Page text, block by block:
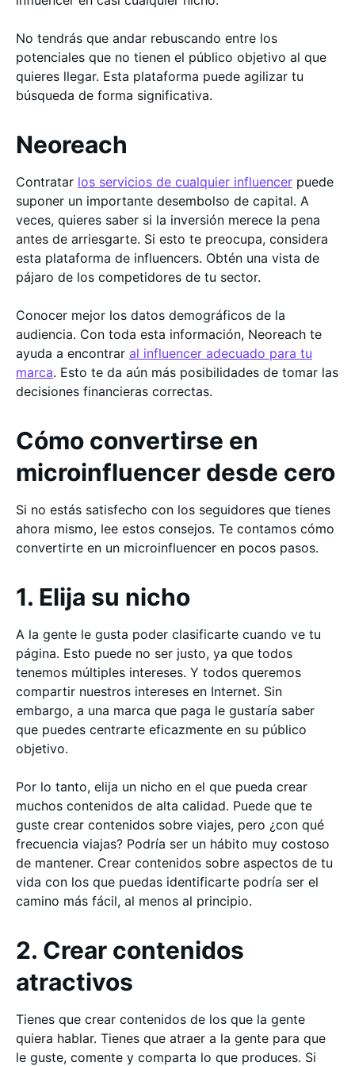
No tendrás que andar rebuscando entre los
potenciales que no tienen el público objetivo al que
quieres llegar. Esta plataforma puede agilizar tu
búsqueda de forma significativa.
Neoreach
Contratar los servicios de cualquier influencer puede
suponer un importante desembolso de capital. A
veces, quieres saber si la inversión merece la pena
antes de arriesgarte. Si esto te preocupa, considera
esta plataforma de influencers. Obtén una vista de
pájaro de los competidores de tu sector.
Conocer mejor los datos demográficos de la
audiencia. Con toda esta información, Neoreach te
ayuda a encontrar al influencer adecuado para tu
marca. Esto te da aún más posibilidades de tomar las
decisiones financieras correctas.
Cómo convertirse en
microinfluencer desde cero
Si no estás satisfecho con los seguidores que tienes
ahora mismo, lee estos consejos. Te contamos cómo
convertirte en un microinfluencer en pocos pasos.
1. Elija su nicho
A la gente le gusta poder clasificarte cuando ve tu
página. Esto puede no ser justo, ya que todos
tenemos múltiples intereses. Y todos queremos
compartir nuestros intereses en Internet. Sin
embargo, a una marca que paga le gustaría saber
que puedes centrarte eficazmente en su público
objetivo.
Por lo tanto, elija un nicho en el que pueda crear
muchos contenidos de alta calidad. Puede que te
guste crear contenidos sobre viajes, pero ¿con qué
frecuencia viajas? Podría ser un hábito muy costoso
de mantener. Crear contenidos sobre aspectos de tu
vida con los que puedas identificarte podría ser el
camino más fácil, al menos al principio.
2. Crear contenidos
atractivos
Tienes que crear contenidos de los que la gente
quiera hablar. Tienes que atraer a la gente para que
le guste, comente y comparta lo que produces. Si